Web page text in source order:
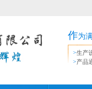
作为
>生产
>产品